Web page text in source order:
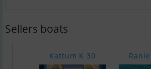
Sellers boats
Kattum K 30